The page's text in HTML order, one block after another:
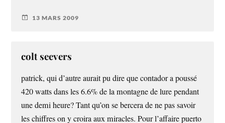
13 MARS 2009
colt seevers
patrick, qui d’autre aurait pu dire que contador a poussé
420 watts dans les 6.6% de la montagne de lure pendant
une demi heure? Tant qu’on se bercera de ne pas savoir
les chiffres on y croira aux miracles. Pour l’affaire puerto